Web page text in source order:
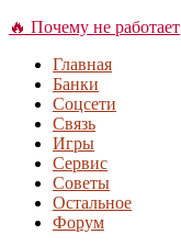
🔥 Почему не работает
Главная
Банки
Соцсети
Связь
Игры
Сервис
Советы
Остальное
Форум